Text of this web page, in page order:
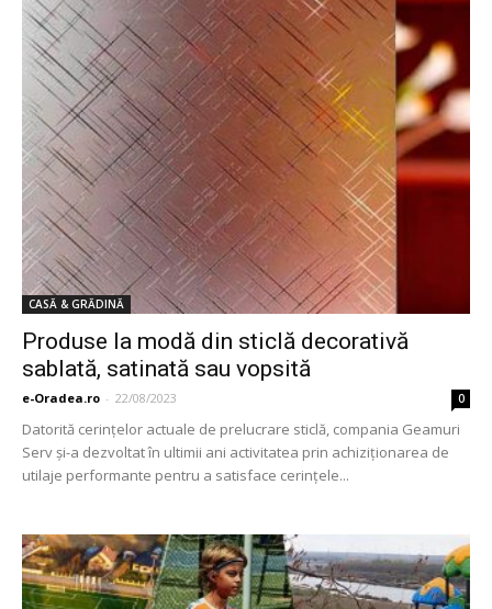
CASĂ & GRĂDINĂ
Produse la modă din sticlă decorativă
sablată, satinată sau vopsită
e-Oradea.ro - 22/08/2023 0
Datorită cerințelor actuale de prelucrare sticlă, compania Geamuri
Serv și-a dezvoltat în ultimii ani activitatea prin achiziționarea de
utilaje performante pentru a satisface cerințele...